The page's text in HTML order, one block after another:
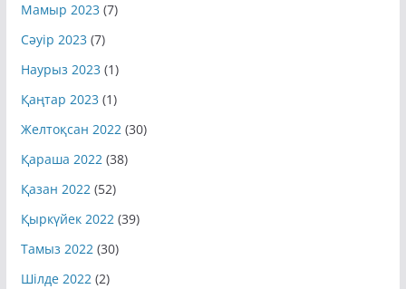
Мамыр 2023 (7)
Сәуір 2023 (7)
Наурыз 2023 (1)
Қаңтар 2023 (1)
Желтоқсан 2022(30)
Қараша 2022(38)
Қазан 2022(52)
Қыркүйек 2022(39)
Тамыз 2022(30)
Шілде 2022(2)